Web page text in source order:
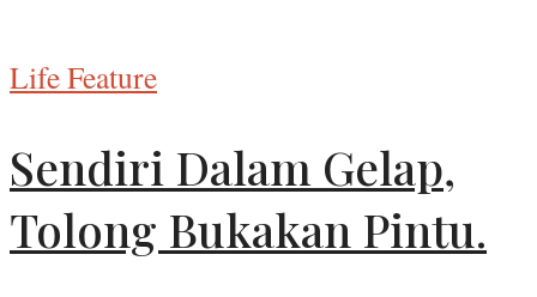
Life Feature
Sendiri Dalam Gelap,
Tolong Bukakan Pintu.